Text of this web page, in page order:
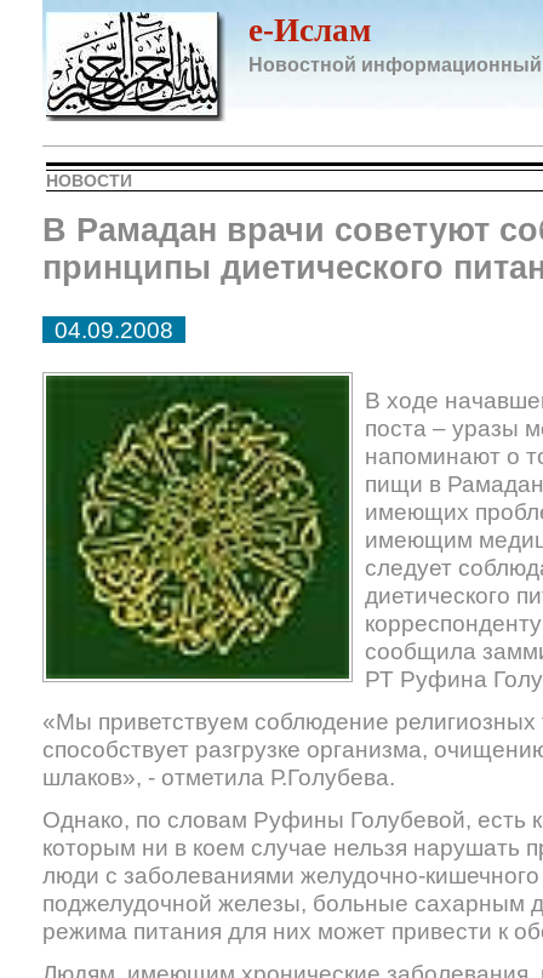
e-Ислам
Новостной информационный
НОВОСТИ
В Рамадан врачи советуют
принципы диетического
04.09.2008
В ходе
поста – уразы
напоминают о
пищи в
имеющих
имеющим
следует
диетического
сообщила
РТ Руфина
«Мы приветствуем соблюдение религиозных
способствует разгрузке организма,
шлаков», - отметила Р.Голубева.
Однако, по словам Руфины Голубевой, есть
которым ни в коем случае нельзя нарушать
люди с заболеваниями желудочно-кишечного
поджелудочной железы, больные сахарным
режима питания для них может привести к